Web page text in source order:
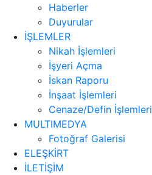
Haberler
Duyurular
İŞLEMLER
Nikah İşlemleri
İşyeri Açma
İskan Raporu
İnşaat İşlemleri
Cenaze/Defin İşlemleri
MULTIMEDYA
Fotoğraf Galerisi
ELEŞKİRT
İLETİŞİM